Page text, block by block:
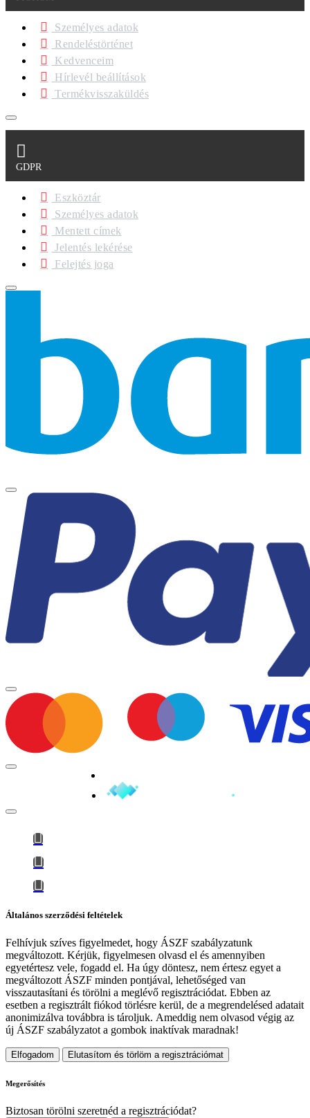
Személyes adatok
Rendeléstörténet
Kedvenceim
Hírlevél beállítások
Termékvisszaküldés
GDPR
Eszköztár
Személyes adatok
Mentett címek
Jelentés lekérése
Felejtés joga
Általános szerződési feltételek
Felhívjuk szíves figyelmedet, hogy ÁSZF szabályzatunk
megváltozott. Kérjük, figyelmesen olvasd el és amennyiben
egyetértesz vele, fogadd el. Ha úgy döntesz, nem értesz egyet a
megváltozott ÁSZF minden pontjával, lehetőséged van
visszautasítani és törölni a meglévő regisztrációdat. Ebben az
esetben a regisztrált fiókod törlésre kerül, de a megrendelésed adatait
anonimizálva továbbra is tároljuk. Ameddig nem olvasod végig az
új ÁSZF szabályzatot a gombok inaktívak maradnak!
Elfogadom Elutasítom és törlöm a regisztrációmat
Megerősítés
Biztosan törölni szeretnéd a regisztrációdat?